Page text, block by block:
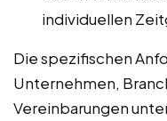
individuellen
Die spezifischen
Unternehmen,
Vereinbarungen